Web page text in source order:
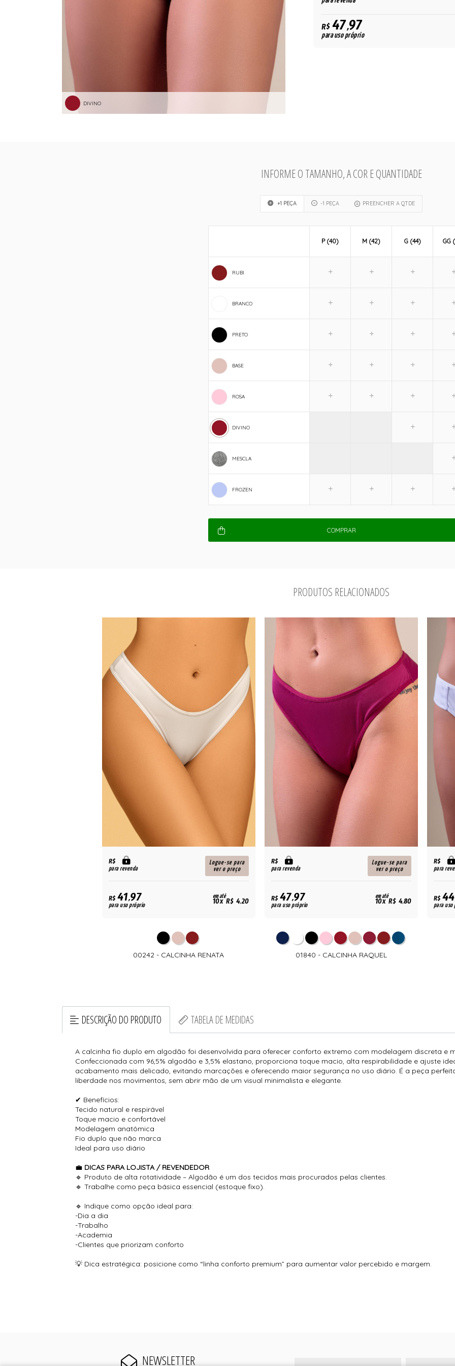
DIVINO
R$47,97
para uso próprio
INFORME O TAMANHO, A COR E QUANTIDADE
+1 PEÇA -1 PEÇA PREENCHER A QTDE
RUBI
BRANCO
PRETO
BASE
ROSA
DIVINO
MESCLA
FROZEN
P (40) M (42) G (44) GG
COMPRAR
PRODUTOS RELACIONADOS
R$
para revenda
Logue-se para
ver o preço
R$41,97
para uso próprio
em até
10x R$ 4,20
00242 - CALCINHA RENATA
R$
para revenda
Logue-se para
ver o preço
R$47,97
para uso próprio
em até
10x R$ 4,80
01840 - CALCINHA RAQUEL
R$
para
R$
para uso
DESCRIÇÃO DO PRODUTO TABELA DE MEDIDAS
A calcinha fio duplo em algodão foi desenvolvida para oferecer conforto extremo com modelagem discreta e
Confeccionada com 96,5% algodão e 3,5% elastano, proporciona toque macio, alta respirabilidade e ajuste
acabamento mais delicado, evitando marcações e oferecendo maior segurança no uso diário. É a peça
liberdade nos movimentos, sem abrir mão de um visual minimalista e elegante.
✔ Benefícios:
Tecido natural e respirável
Toque macio e confortável
Modelagem anatômica
Fio duplo que não marca
Ideal para uso diário
💼 DICAS PARA LOJISTA / REVENDEDOR
🔹 Produto de alta rotatividade – Algodão é um dos tecidos mais procurados pelas clientes.
🔹 Trabalhe como peça básica essencial (estoque fixo).
🔹 Indique como opção ideal para:
-Dia a dia
-Trabalho
-Academia
-Clientes que priorizam conforto
💡 Dica estratégica: posicione como “linha conforto premium” para aumentar valor percebido e margem.
NEWSLETTER